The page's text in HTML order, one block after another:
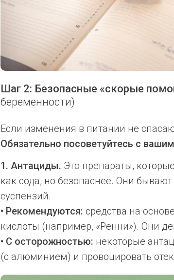
Шаг 2: Безопасные «скорые
беременности)
Если изменения в питании не
Обязательно посоветуйтесь с
1. Антациды. Это препараты,
как сода, но безопаснее. Они
суспензий.
• Рекомендуются: средства на
кислоты (например, «Ренни»). Они
• С осторожностью: некоторые
(с алюминием) и провоцировать